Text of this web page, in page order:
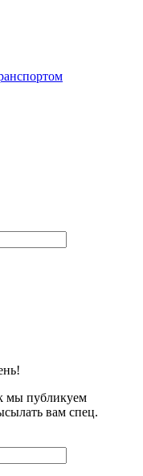
мы публикуем
вам спец.